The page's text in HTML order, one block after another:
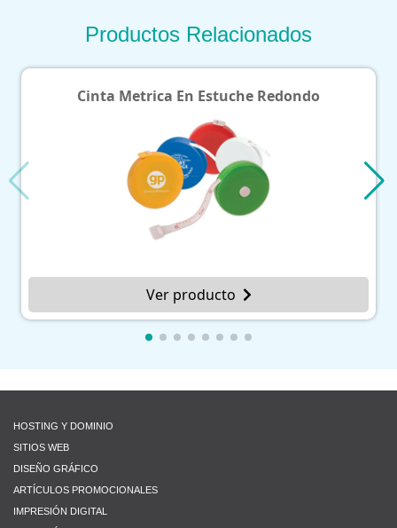
Productos Relacionados
Cinta Metrica En Estuche Redondo
Ver producto
HOSTING Y DOMINIO
SITIOS WEB
DISEÑO GRÁFICO
ARTÍCULOS PROMOCIONALES
IMPRESIÓN DIGITAL